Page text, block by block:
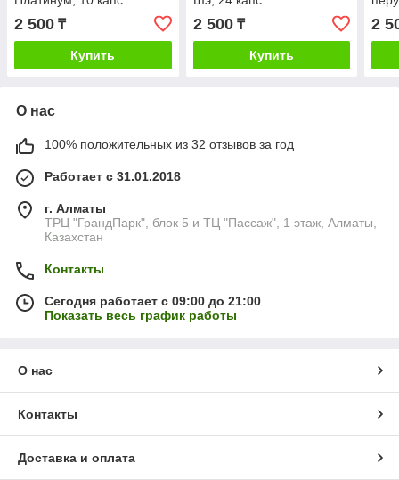
2 500 ₸
Купить
2 500₸
Купить
2
О нас
100% положительных из 32 отзывов за год
Работает с 31.01.2018
г. Алматы
ТРЦ "ГрандПарк", блок 5 и ТЦ "Пассаж", 1 этаж, Алматы,
Казахстан
Контакты
Сегодня работает с 09:00 до 21:00
Показать весь график работы
О нас
Контакты
Доставка и оплата